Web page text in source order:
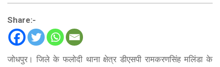
Share:-
जोधपुर। जिले के फलोदी थाना क्षेत्र डीएसपी रामकरणसिंह मलिंडा के